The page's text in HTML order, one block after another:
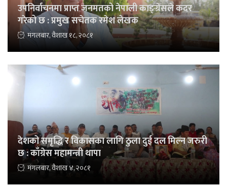
उपनिर्वाचनमा प्राप्त जनमतको नेपाली काङ्ग्रेसले कदर
गरेको छ : प्रमुख सचेतक रमेश लेखक
मंगलबार, वैशाख १८, २०८१
देशको समृद्धि र विकासका लागि ठुला दुई दल मिल्न जरुरी
छ : काँग्रेस महामन्त्री थापा
मंगलबार, वैशाख ४, २०८१